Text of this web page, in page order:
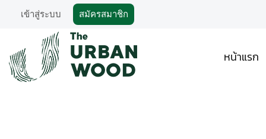
เข้าสู่ระบบ สมัครสมาชิก
หน้าแรก